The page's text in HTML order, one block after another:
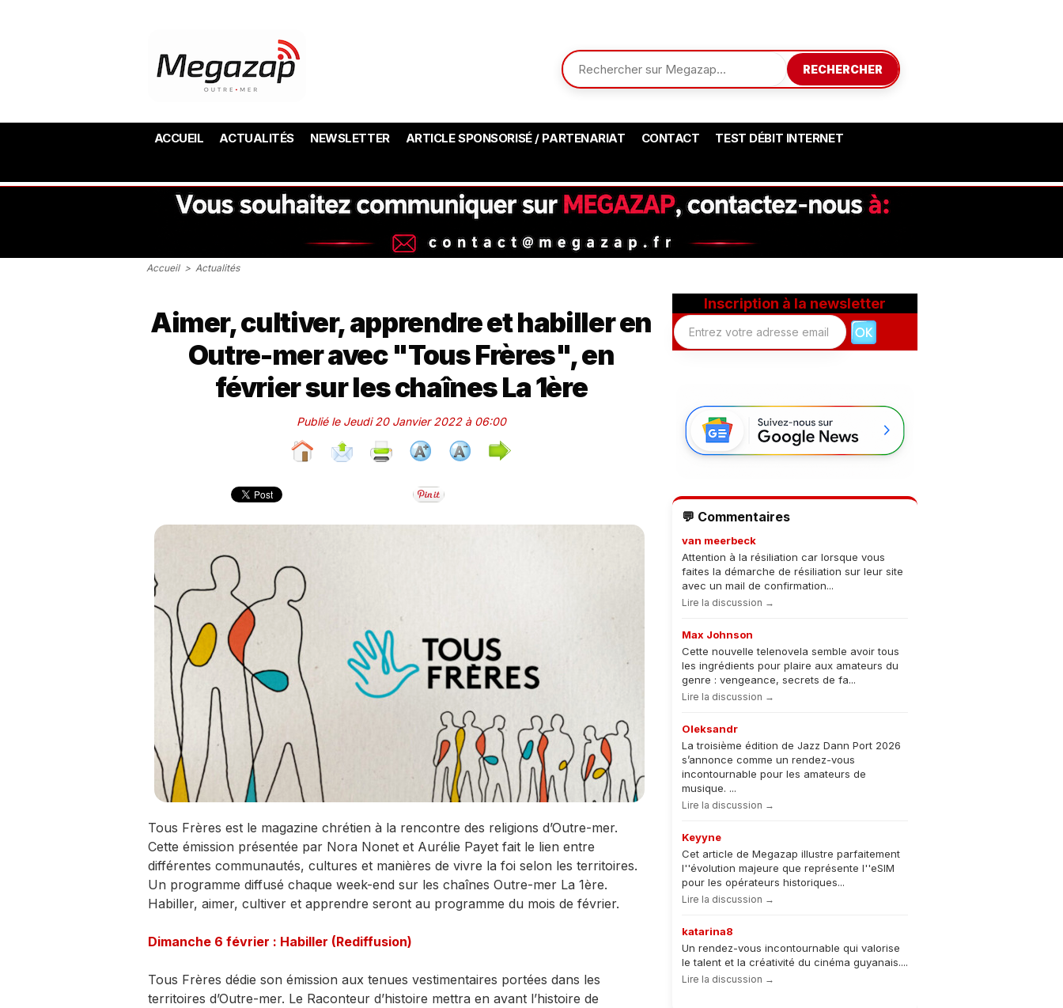
RECHERCHER
ACCUEIL ACTUALITÉS NEWSLETTER ARTICLE SPONSORISÉ / PARTENARIAT CONTACT TEST DÉBIT INTERNET
Accueil > Actualités
Aimer, cultiver, apprendre et habiller en
Outre-mer avec "Tous Frères", en
février sur les chaînes La 1ère
Publié le Jeudi 20 Janvier 2022 à 06:00
Tous Frères est le magazine chrétien à la rencontre des religions d’Outre-mer.
Cette émission présentée par Nora Nonet et Aurélie Payet fait le lien entre
différentes communautés, cultures et manières de vivre la foi selon les territoires.
Un programme diffusé chaque week-end sur les chaînes Outre-mer La 1ère.
Habiller, aimer, cultiver et apprendre seront au programme du mois de février.
Dimanche 6 février : Habiller (Rediffusion)
Tous Frères dédie son émission aux tenues vestimentaires portées dans les
territoires d’Outre-mer. Le Raconteur d’histoire mettra en avant l’histoire de
Inscription à la newsletter
💬 Commentaires
van meerbeck
Attention à la résiliation car lorsque vous
faites la démarche de résiliation sur leur site
avec un mail de confirmation...
Lire la discussion →
Max Johnson
Cette nouvelle telenovela semble avoir tous
les ingrédients pour plaire aux amateurs du
genre : vengeance, secrets de fa...
Lire la discussion →
Oleksandr
La troisième édition de Jazz Dann Port 2026
s’annonce comme un rendez-vous
incontournable pour les amateurs de
musique. ...
Lire la discussion →
Keyyne
Cet article de Megazap illustre parfaitement
l''évolution majeure que représente l''eSIM
pour les opérateurs historiques...
Lire la discussion →
katarina8
Un rendez-vous incontournable qui valorise
le talent et la créativité du cinéma guyanais....
Lire la discussion →